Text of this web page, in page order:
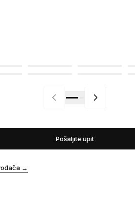
Pošaljite upit
→